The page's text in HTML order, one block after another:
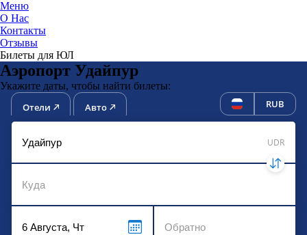
Меню
О Нас
Контакты
Отзывы
Билеты для ЮЛ
Аэропорт Удайпур
Укажите даты, чтобы найти билеты:
Отели Авто RUB
UDR